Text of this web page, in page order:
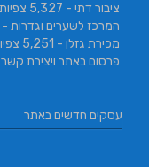
ציבור דתי - 5,327 צפיות
המרכז לשערים וגדרות - 5,296 צפיות
מכירת גזלן - 5,251 צפיות
פרסום באתר ויצירת קשר
עסקים חדשים באתר